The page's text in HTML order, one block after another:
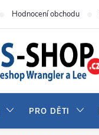
Hodnocení obchodu
PRO DĚTI